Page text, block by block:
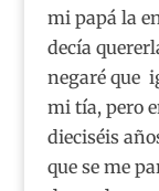
mi papá la
decía
negaré que
mi tía, pero
dieciséis
que se me